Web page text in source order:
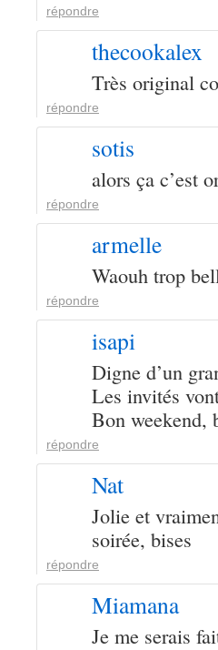
répondre
thecookalex
Très original
répondre
sotis
alors ça c’est
répondre
armelle
Waouh trop
répondre
isapi
Digne d’un
Les invités
Bon weekend,
répondre
Nat
Jolie et
soirée, bises
répondre
Miamana
Je me serais